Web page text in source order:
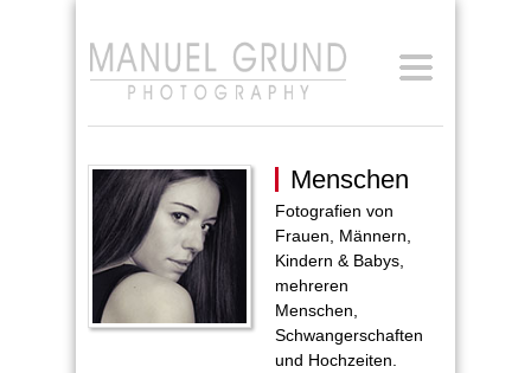
Menschen
Fotografien von
Frauen, Männern,
Kindern & Babys,
mehreren
Menschen,
Schwangerschaften
und Hochzeiten.